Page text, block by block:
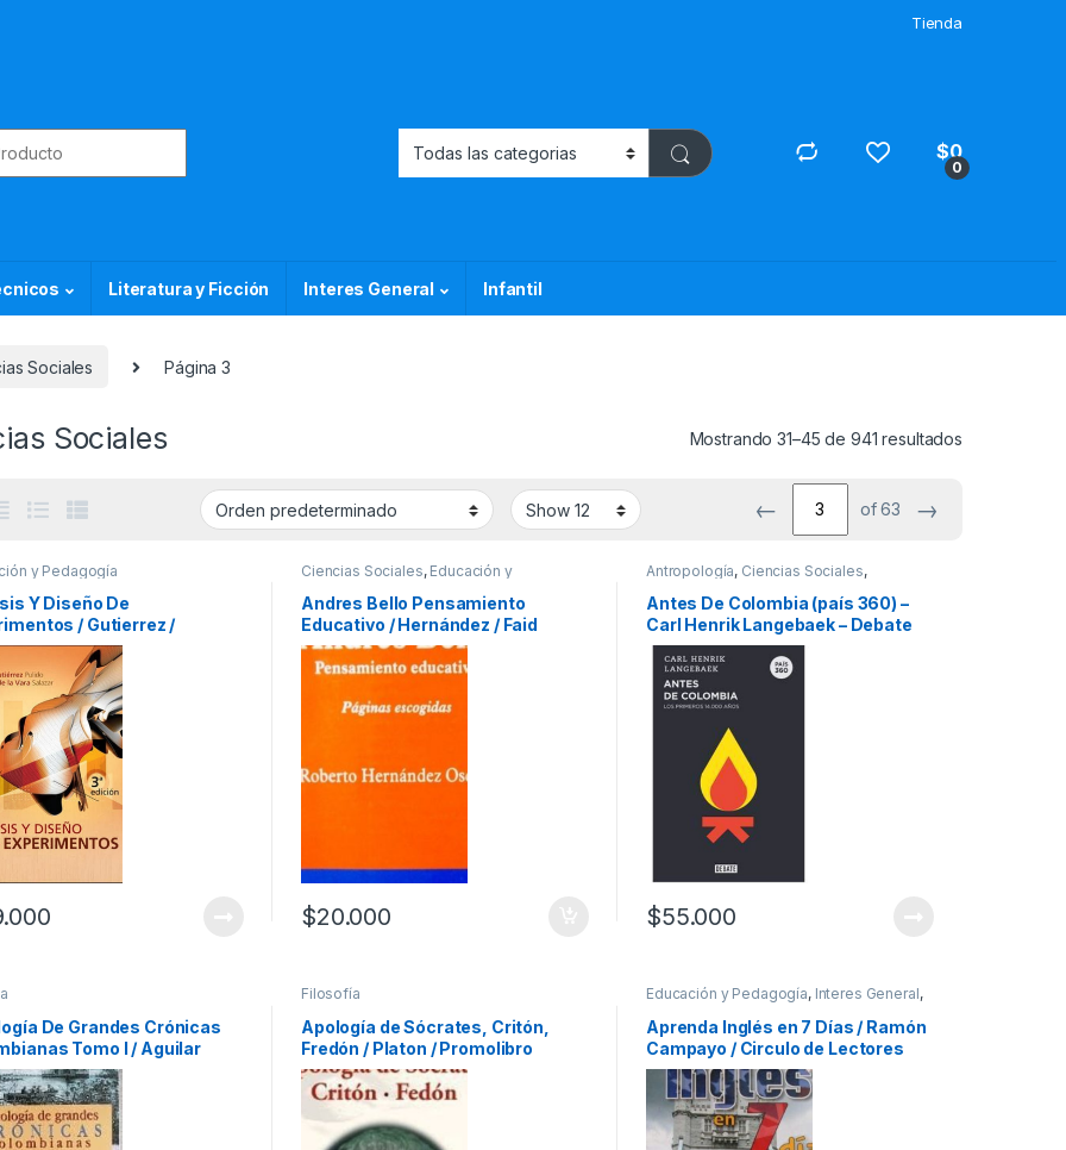
Tienda
0
$0
Literatura y Ficción Interes General Infantil
Sociales Página 3
Sociales Mostrando 31–45 de 941 resultados
← of 63 →
y Pedagogía
Y Diseño De
/ Gutierrez /
Ciencias Sociales, Educación y
Profesionales y tecnicos
Andres Bello Pensamiento
Educativo / Hernández / Faid
$20.000
Antropología, Ciencias Sociales,
Humanidades
Mercadeo y Publicidad
Negocios e Innovación
Antes De Colombia (país 360) –
Carl Henrik Langebaek – Debate
$55.000
De Grandes Crónicas
Tomo I / Aguilar
Filosofía
Apología de Sócrates, Critón,
Fredón / Platon / Promolibro
Educación y Pedagogía, Interes General,
Temas Varios
Viajes
Aprenda Inglés en 7 Días / Ramón
Campayo / Circulo de Lectores